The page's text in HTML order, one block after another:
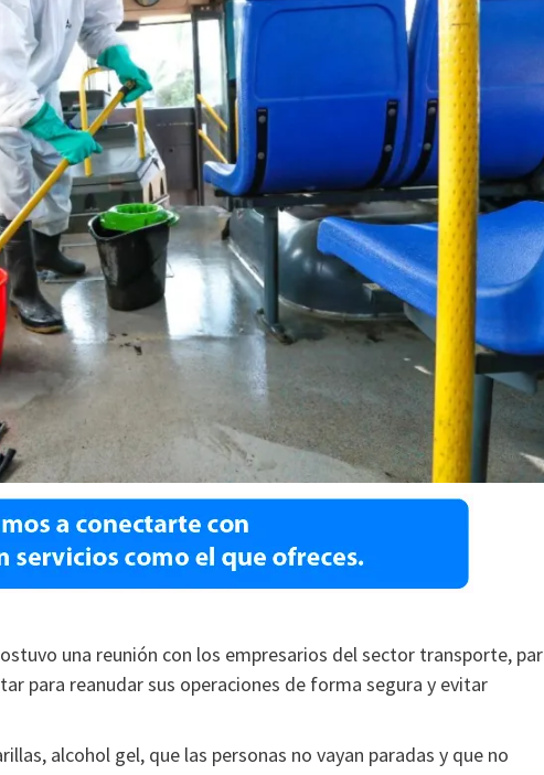
una reunión con los empresarios del sector transporte,
para reanudar sus operaciones de forma segura y evitar
alcohol gel, que las personas no vayan paradas y que no